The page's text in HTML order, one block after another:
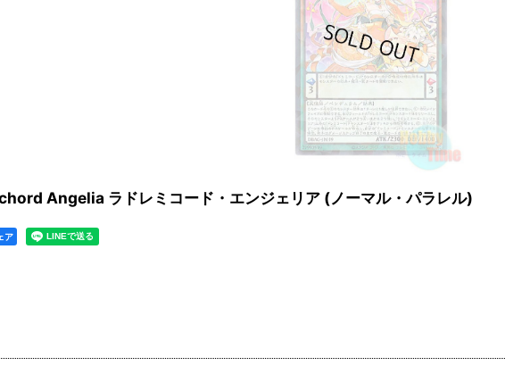
Angelia ラドレミコード・エンジェリア (ノーマル・パラレル)
ア